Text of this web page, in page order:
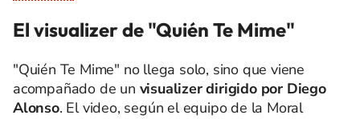
El visualizer de "Quién Te Mime"
"Quién Te Mime" no llega solo, sino que viene
acompañado de un visualizer dirigido por Diego
Alonso. El video, según el equipo de la Moral